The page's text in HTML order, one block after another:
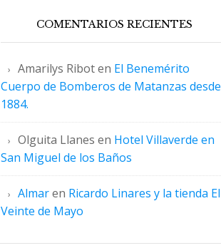
COMENTARIOS RECIENTES
Amarilys Riboten El Benemérito
Cuerpo de Bomberos de Matanzas desde
1884.
Olguita Llanes en Hotel Villaverde en
San Miguel de los Baños
Almaren Ricardo Linares y la tienda El
Veinte de Mayo